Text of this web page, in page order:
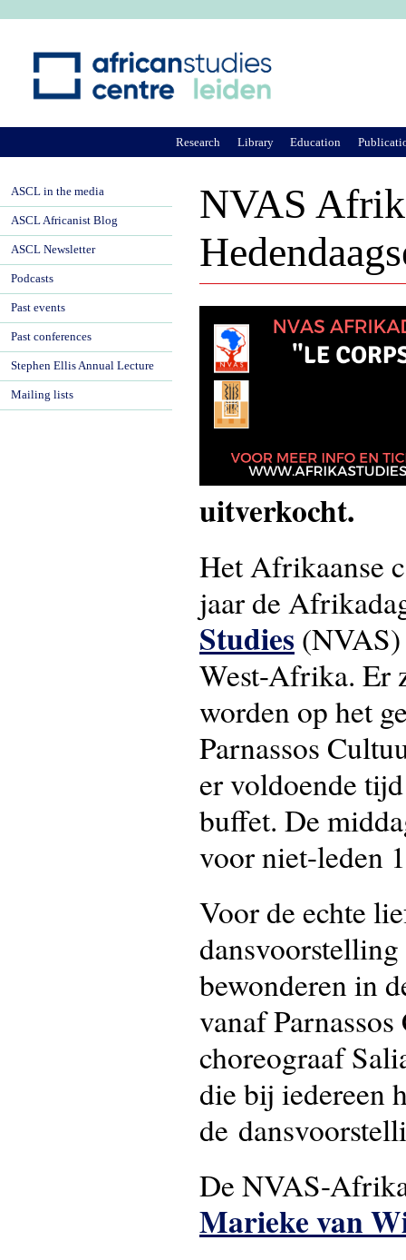
NVAS
uitverkocht.
Het Afrikaanse
jaar de
Studies (NVAS)
West-Afrika. Er
worden op het
Parnassos
er voldoende
buffet. De
voor niet-leden
Voor de echte
bewonderen in
vanaf
choreograaf
die bij iedereen
de
De NVAS-
Marieke van
Research Library Education
ASCL in the media
ASCL Africanist Blog
ASCL Newsletter
Podcasts
Past events
Past conferences
Stephen Ellis Annual Lecture
Mailing lists